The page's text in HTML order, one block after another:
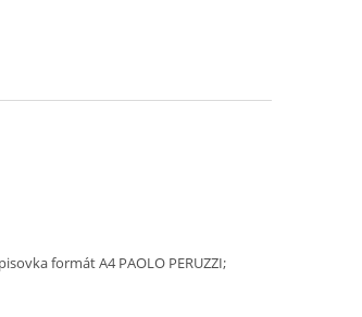
formát A4 PAOLO PERUZZI;